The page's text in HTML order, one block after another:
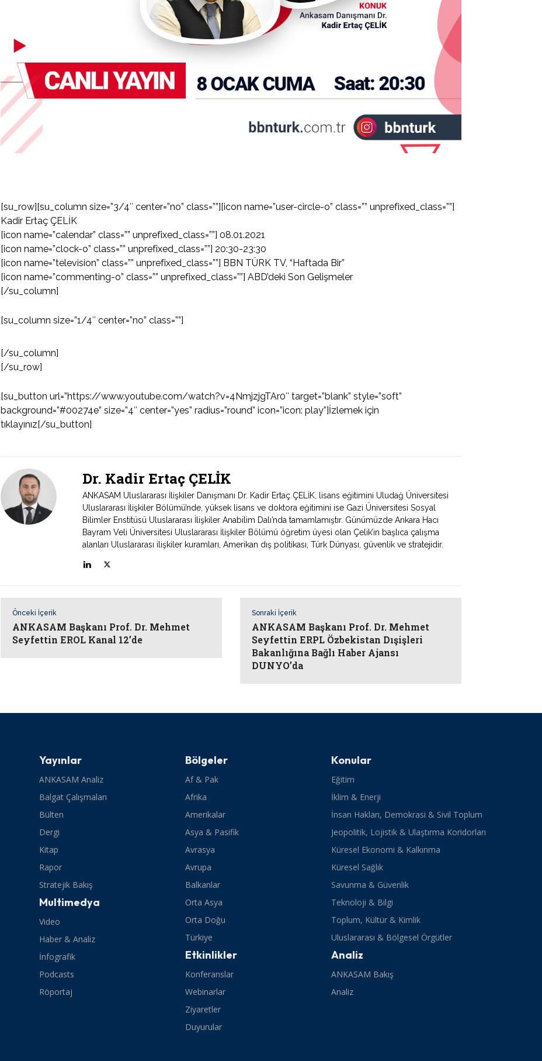
[su_row][su_column size=”3/4″ center=”no” class=””][icon name=”user-circle-o” class=”” unprefixed_class=””]
Kadir Ertaç ÇELİK
[icon name=”calendar” class=”” unprefixed_class=””] 08.01.2021
[icon name=”clock-o” class=”” unprefixed_class=””] 20:30-23:30
[icon name=”television” class=”” unprefixed_class=””] BBN TÜRK TV, “Haftada Bir”
[icon name=”commenting-o” class=”” unprefixed_class=””] ABD’deki Son Gelişmeler
[/su_column]
[su_column size=”1/4″ center=”no” class=””]
[/su_column]
[/su_row]
[su_button url=”https://www.youtube.com/watch?v=4NmjzjgTAr0″ target=”blank” style=”soft”
background=”#00274e” size=”4″ center=”yes” radius=”round” icon=”icon: play”]İzlemek için
tıklayınız[/su_button]
Dr. Kadir Ertaç ÇELİK
ANKASAM Uluslararası İlişkiler Danışmanı Dr. Kadir Ertaç ÇELİK, lisans eğitimini Uludağ Üniversitesi
Uluslararası İlişkiler Bölümü’nde, yüksek lisans ve doktora eğitimini ise Gazi Üniversitesi Sosyal
Bilimler Enstitüsü Uluslararası İlişkiler Anabilim Dalı’nda tamamlamıştır. Günümüzde Ankara Hacı
Bayram Veli Üniversitesi Uluslararası İlişkiler Bölümü öğretim üyesi olan Çelik’in başlıca çalışma
alanları Uluslararası ilişkiler kuramları, Amerikan dış politikası, Türk Dünyası, güvenlik ve stratejidir.
Önceki İçerik
ANKASAM Başkanı Prof. Dr. Mehmet
Seyfettin EROL Kanal 12’de
Sonraki İçerik
ANKASAM Başkanı Prof. Dr. Mehmet
Seyfettin ERPL Özbekistan Dışişleri
Bakanlığına Bağlı Haber Ajansı
DUNYO’da
Yayınlar
ANKASAM Analiz
Balgat Çalışmaları
Bülten
Dergi
Kitap
Rapor
Stratejik Bakış
Multimedya
Video
Haber & Analiz
İnfografik
Podcasts
Röportaj
Bölgeler
Af & Pak
Afrika
Amerikalar
Asya & Pasifik
Avrasya
Avrupa
Balkanlar
Orta Asya
Orta Doğu
Türkiye
Etkinlikler
Konferanslar
Webinarlar
Ziyaretler
Duyurular
Konular
Eğitim
İklim & Enerji
İnsan Hakları, Demokrasi & Sivil Toplum
Jeopolitik, Lojistik & Ulaştırma Koridorları
Küresel Ekonomi & Kalkınma
Küresel Sağlık
Savunma & Güvenlik
Teknoloji & Bilgi
Toplum, Kültür & Kimlik
Uluslararası & Bölgesel Örgütler
Analiz
ANKASAM Bakış
Analiz